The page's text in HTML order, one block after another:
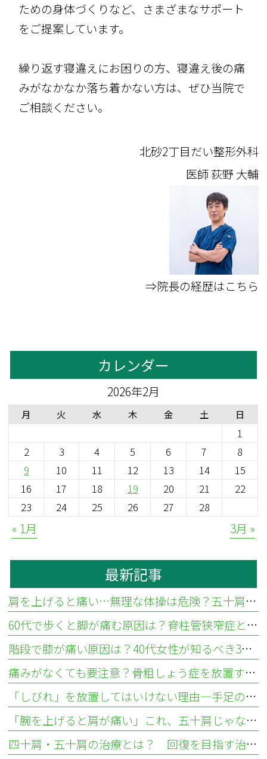
ための身体づくりなど、さまざまなサポート
をご提案しています。
繰り返す寝違えにお困りの方、寝違え後の痛
みがなかなか落ち着かない方は、ぜひ当院で
ご相談ください。
北砂2丁目だい整形外科
医師荻野 大輔
⇒院長の経歴はこちら
カレンダー
2026年2月
月 火 水 木 金 土 日
1
2
3 4 5 6 7
8
9
10 11 12 13 14
15
16
17 18 19 20 21
22
23
24 25 26 27 28
« 1月 3月 »
最新記事
肩を上げると痛い…無理な体操は危険？五十肩と腱板断裂の違いと見分け方
60代で歩くと脚が痛む原因は？脊柱管狭窄症と血流障害の違い
階段で膝が痛い原因は？40代女性が知るべき3つの疾患と対処法
痛みがなくても要注意？骨粗しょう症を放置する骨折リスクと検査法
「しびれ」を放置してはいけない理由—手足のしびれが示す疾患とは
「腕を上げると肩が痛い」これ、五十肩じゃないかも？ 肩腱板損傷との違いについて
四十肩・五十肩の治療とは？ 回復を目指す治し方とリハビリ